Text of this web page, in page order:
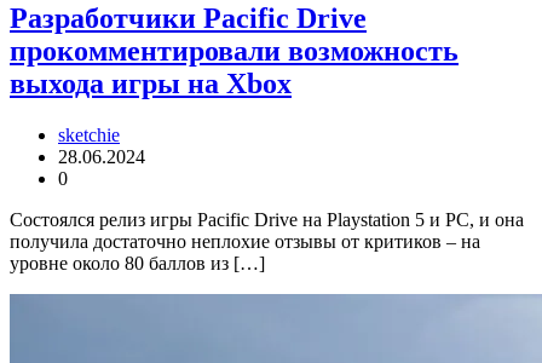
Разработчики Pacific Drive
прокомментировали возможность
выхода игры на Xbox
sketchie
28.06.2024
0
Состоялся релиз игры Pacific Drive на Playstation 5 и PC, и она
получила достаточно неплохие отзывы от критиков – на
уровне около 80 баллов из […]